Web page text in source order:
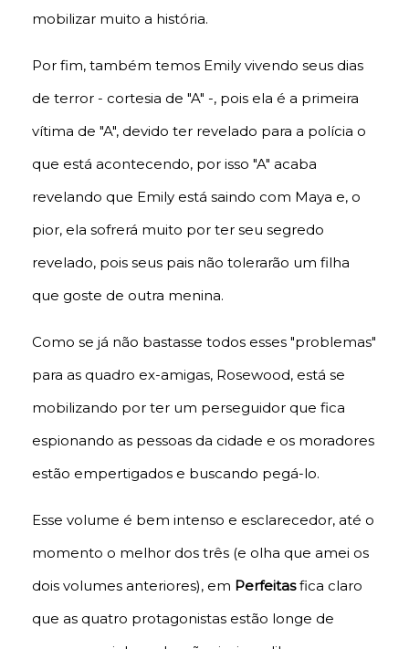
mobilizar muito a história.
Por fim, também temos Emily vivendo seus dias
de terror - cortesia de "A" -, pois ela é a primeira
vítima de "A", devido ter revelado para a polícia o
que está acontecendo, por isso "A" acaba
revelando que Emily está saindo com Maya e, o
pior, ela sofrerá muito por ter seu segredo
revelado, pois seus pais não tolerarão um filha
que goste de outra menina.
Como se já não bastasse todos esses "problemas"
para as quadro ex-amigas, Rosewood, está se
mobilizando por ter um perseguidor que fica
espionando as pessoas da cidade e os moradores
estão empertigados e buscando pegá-lo.
Esse volume é bem intenso e esclarecedor, até o
momento o melhor dos três (e olha que amei os
dois volumes anteriores), em Perfeitasfica claro
que as quatro protagonistas estão longe de